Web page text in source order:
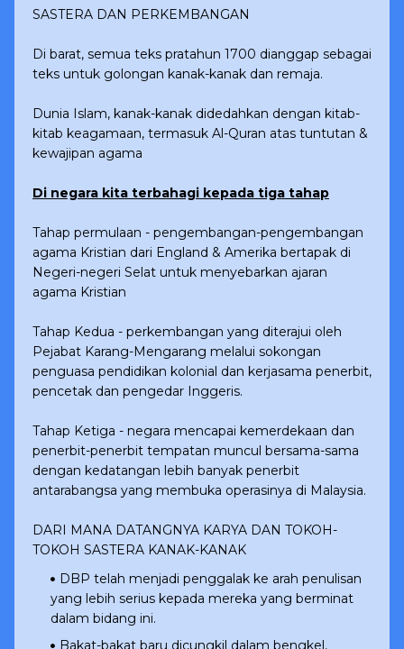
SASTERA DAN PERKEMBANGAN
Di barat, semua teks pratahun 1700 dianggap sebagai
teks untuk golongan kanak-kanak dan remaja.
Dunia Islam, kanak-kanak didedahkan dengan kitab-
kitab keagamaan, termasuk Al-Quran atas tuntutan &
kewajipan agama
Di negara kita terbahagi kepada tiga tahap
Tahap permulaan - pengembangan-pengembangan
agama Kristian dari England & Amerika bertapak di
Negeri-negeri Selat untuk menyebarkan ajaran
agama Kristian
Tahap Kedua - perkembangan yang diterajui oleh
Pejabat Karang-Mengarang melalui sokongan
penguasa pendidikan kolonial dan kerjasama penerbit,
pencetak dan pengedar Inggeris.
Tahap Ketiga - negara mencapai kemerdekaan dan
penerbit-penerbit tempatan muncul bersama-sama
dengan kedatangan lebih banyak penerbit
antarabangsa yang membuka operasinya di Malaysia.
DARI MANA DATANGNYA KARYA DAN TOKOH-
TOKOH SASTERA KANAK-KANAK
DBP telah menjadi penggalak ke arah penulisan
yang lebih serius kepada mereka yang berminat
dalam bidang ini.
Bakat-bakat baru dicungkil dalam bengkel,